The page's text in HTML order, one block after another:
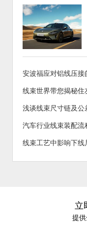
安波福应对铝线压接
线束世界带您揭秘
浅谈线束尺寸链及公
汽车行业线束装配流
线束工艺中影响下线
立
提